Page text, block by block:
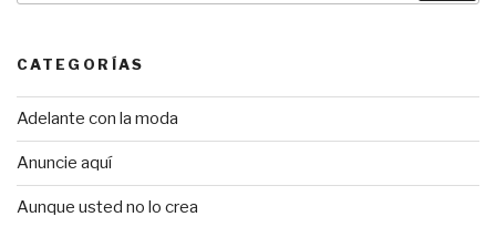
CATEGORÍAS
Adelante con la moda
Anuncie aquí
Aunque usted no lo crea